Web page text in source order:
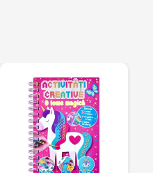
Crafti
Eminescu, 6
Crafti Cahul
13